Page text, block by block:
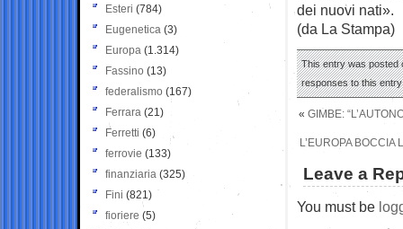
dei nuovi nati».
(da La Stampa)
This entry was posted
responses to this
« GIMBE:
L’EUROPA BOCCIA
Leave a
You must be
Esteri (784)
Eugenetica (3)
Europa (1.314)
Fassino (13)
federalismo (167)
Ferrara (21)
Ferretti (6)
ferrovie (133)
finanziaria (325)
Fini (821)
fioriere (5)